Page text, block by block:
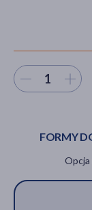
Wybierz ilość
FORMY
Opcja